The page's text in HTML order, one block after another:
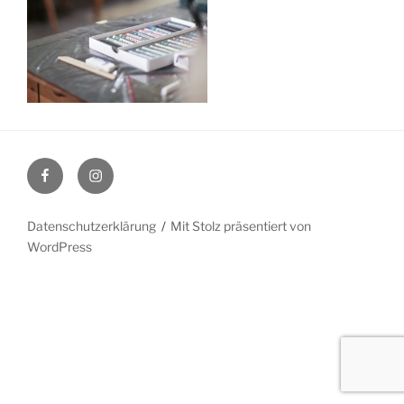
FacebookInstagram
Datenschutzerklärung
Mit Stolz präsentiert von
WordPress